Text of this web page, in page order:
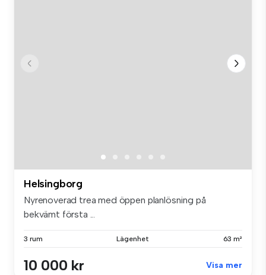
Helsingborg
Nyrenoverad trea med öppen planlösning på
bekvämt första ...
3 rum Lägenhet 63 m²
10 000 kr Visa mer